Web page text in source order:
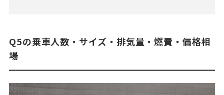
Q5の乗車人数・サイズ・排気量・燃費・価格相
場